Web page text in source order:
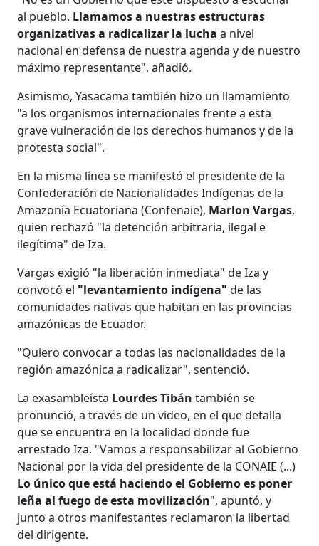
al pueblo. Llamamos a nuestras estructuras
organizativas a radicalizar la luchaa nivel
nacional en defensa de nuestra agenda y de nuestro
máximo representante", añadió.
Asimismo, Yasacama también hizo un llamamiento
"a los organismos internacionales frente a esta
grave vulneración de los derechos humanos y de la
protesta social".
En la misma línea se manifestó el presidente de la
Confederación de Nacionalidades Indígenas de la
Amazonía Ecuatoriana (Confenaie), Marlon Vargas,
quien rechazó "la detención arbitraria, ilegal e
ilegítima" de Iza.
Vargas exigió "la liberación inmediata" de Iza y
convocó el "levantamiento indígena"de las
comunidades nativas que habitan en las provincias
amazónicas de Ecuador.
"Quiero convocar a todas las nacionalidades de la
región amazónica a radicalizar", sentenció.
La exasambleísta Lourdes Tibán también se
pronunció, a través de un video, en el que detalla
que se encuentra en la localidad donde fue
arrestado Iza. "Vamos a responsabilizar al Gobierno
Nacional por la vida del presidente de la CONAIE (...)
Lo único que está haciendo el Gobierno es poner
leña al fuego de esta movilización", apuntó, y
junto a otros manifestantes reclamaron la libertad
del dirigente.